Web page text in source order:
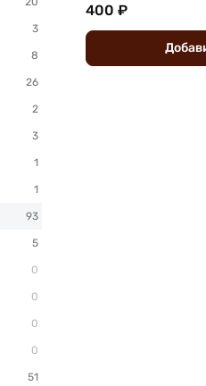
400 ₽